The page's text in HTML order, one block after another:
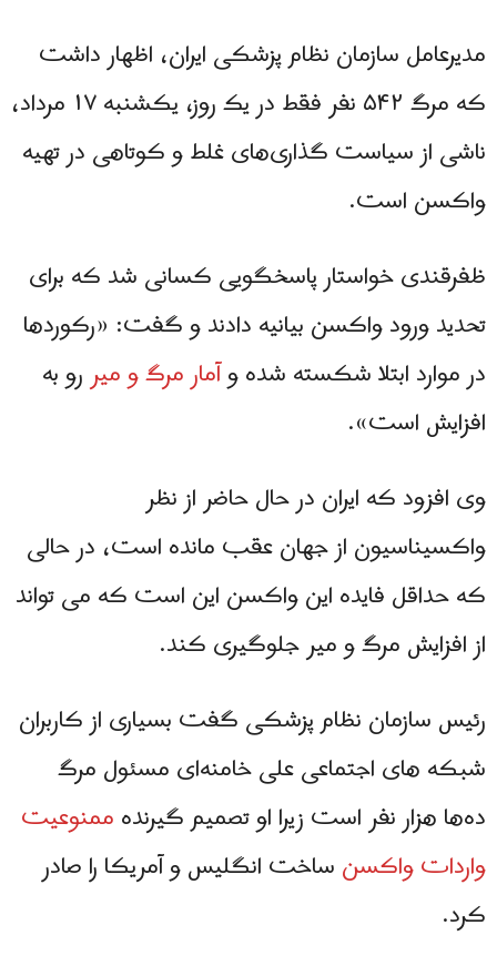
مدیرعامل سازمان نظام پزشکی ایران، اظهار داشت
که مرگ ۵۴۲ نفر فقط در یک روز، یکشنبه ۱۷ مرداد،
ناشی از سیاست‌ گذاری‌های غلط و کوتاهی در تهیه
واکسن است.
ظفرقندی خواستار پاسخگویی کسانی شد که برای
تحدید ورود واکسن بیانیه دادند و گفت: «رکوردها
در موارد ابتلا شکسته شده وآمار مرگ و میررو به
افزایش است».
وی افزود که ایران در حال حاضر از نظر
واکسیناسیون از جهان عقب مانده است، در حالی
که حداقل فایده این واکسن این است که می تواند
از افزایش مرگ و میر جلوگیری کند.
رئیس سازمان نظام پزشکی گفت بسیاری از کاربران
شبکه های اجتماعی علی خامنه‌ای مسئول مرگ
ده‌ها هزار نفر است زیرا او تصمیم گیرندهممنوعیت
واردات واکسنساخت انگلیس و آمریکا را صادر
کرد.